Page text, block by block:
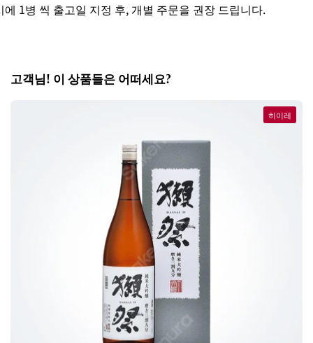
병 씩 출고일 지정 후, 개별 주문을 권장 드립니다.
고객님! 이 상품들은 어떠세요?
히이레